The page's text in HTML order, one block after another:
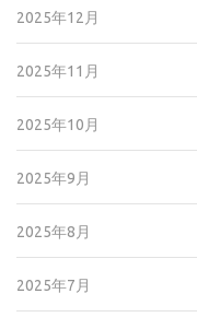
2025年12月
2025年11月
2025年10月
2025年9月
2025年8月
2025年7月